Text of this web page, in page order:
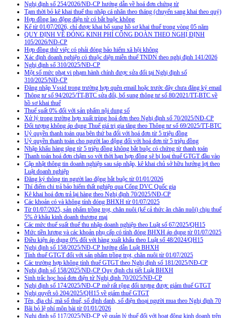
Nghị định số 254/2026/NĐ-CP hướng dẫn về hoá đơn chứng từ
Tạm thời bỏ kê khai thuế thu nhập cá nhân theo tháng (chuyển sang khai theo quý)
Hợp đồng lao động điện tử có bắt buộc không
Kể từ 01/07/2026, chỉ được khai bổ sung hồ sơ khai thuế trong vòng 05 năm
QUY ĐỊNH VỀ ĐÓNG KINH PHÍ CÔNG ĐOÀN THEO NGHỊ ĐỊNH
105/2026/NĐ-CP
Hợp đồng thử việc có phải đóng bảo hiểm xã hội không
Xác định doanh nghiệp có thuộc diện miễn thuế TNDN theo nghị định 141/2026
Nghị định số 310/2025/NĐ-CP
Một số mức phạt vi phạm hành chính được sửa đổi tại Nghị định số
310/2025/NĐ-CP
Đăng nhập Vssid trong trường hợp quên email hoặc trước đây chưa đăng ký email
Thông tư số 94/2025/TT-BTC sửa đổi, bổ sung thông tư số 80/2021/TT-BTC về
hồ sơ khai thuế
Thuế suất 0% đối với sản phẩm nội dung số
Xử lý trong trường hợp xuất trùng hoá đơn theo Nghị định số 70/2025/NĐ-CP
Đối tượng không áp dụng Thuế giá trị gia tăng theo Thông tư số 69/2025/TT-BTC
Uỷ quyền thanh toán qua bên thứ ba đối với hoá đơn từ 5 triệu đồng
Uỷ quyền thanh toán cho người lao động đối với hoá đơn từ 5 triệu đồng
Nhập khẩu hàng tặng từ 5 triệu đồng không bắt buộc có chứng từ thanh toán
Thanh toán hoá đơn chậm so với thời hạn hợp đồng sẽ bị loại thuế GTGT đầu vào
Cập nhật thông tin doanh nghiệp sau sáp nhập, kê khai chủ sở hữu hưởng lợi theo
Luật doanh nghiệp
Đăng ký thông tin người lao động bắt buộc từ 01/01/2026
Thí điểm chi trả bảo hiểm thất nghiệp qua Cổng DVC Quốc gia
Kê khai hoá đơn trả lại hàng theo Nghị định 70/2025/NĐ-CP
Các khoản có và không tính đóng BHXH từ 01/07/2025
Từ 01/07/2025, sản phẩm trồng trọt, chăn nuôi (kể cả thức ăn chăn nuôi) chịu thuế
5% ở khâu kinh doanh thương mại
Các mức thuế suất thuế thu nhập doanh nghiệp theo Luật số 67/2025/QH15
Mức tiền lương và các khoản phụ cấp có tính đóng BHXH áp dụng từ 01/07/2025
Điều kiện áp dụng 0% đối với hàng xuất khẩu theo Luật số 48/2024/QH15
Nghị định số 158/2025/NĐ-CP hướng dẫn Luật BHXH
Tính thuế GTGT đối với sản phẩm trồng trọt, chăn nuôi từ 01/07/2025
Các trường hợp không tính thuế GTGT theo Nghị định số 181/2025/NĐ-CP
Nghị định số 158/2025/NĐ-CP Quy định chi tiết Luật BHXH
Sinh trắc học hoá đơn điện tử Nghị định 70/2025/NĐ-CP
Nghị định số 174/2025/NĐ-CP mở rất rộng đối tượng được giảm thuế GTGT
Nghị quyết sô 204/2025/QH15 về giảm thuế GTGT
Tên, địa chỉ, mã số thuế, số định danh, số điện thoại người mua theo Nghị định 70
Bãi bỏ lệ phí môn bài từ 01/01/2026
Nghị định số 117/2025/NĐ-CP về quản lý thuế đối với hoạt động kinh doanh trên